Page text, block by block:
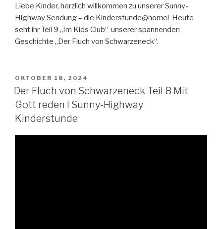
Liebe Kinder, herzlich willkommen zu unserer Sunny-
Highway Sendung – die Kinderstunde@home! Heute
seht ihr Teil 9 „Im Kids Club“ unserer spannenden
Geschichte „Der Fluch von Schwarzeneck“.
VERÖFFENTLICHT
AM
OKTOBER 18, 2024
Der Fluch von Schwarzeneck Teil 8 Mit
Gott reden I Sunny-Highway
Kinderstunde